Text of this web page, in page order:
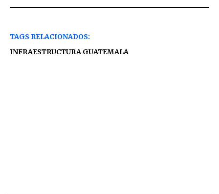
TAGS RELACIONADOS:
INFRAESTRUCTURA GUATEMALA